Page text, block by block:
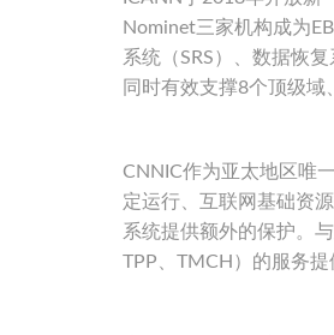
Nominet三家机构成为
系统（SRS）、数据恢
同时有效支撑8个顶级
CNNIC作为亚太地区唯
定运行、互联网基础资
系统提供额外的保护。
TPP、TMCH）的服务提